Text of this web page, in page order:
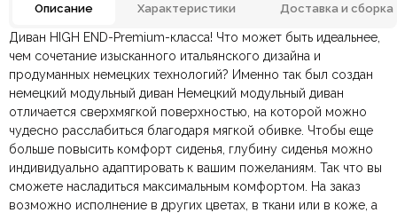
Описание Характеристики Доставка и сборка
Диван HIGH END-Premium-класса! Что может быть идеальнее,
чем сочетание изысканного итальянского дизайна и
продуманных немецких технологий? Именно так был создан
немецкий модульный диван Немецкий модульный диван
отличается сверхмягкой поверхностью, на которой можно
чудесно расслабиться благодаря мягкой обивке. Чтобы еще
больше повысить комфорт сиденья, глубину сиденья можно
индивидуально адаптировать к вашим пожеланиям. Так что вы
сможете насладиться максимальным комфортом. На заказ
возможно исполнение в других цветах, в ткани или в коже, а
Материал
Антивандальная ткань,
Кожа, Ткань
Цвет Зеленый
Наполнение Параллон HR
Конструкция
Модульная система, На
металлических ножках
По всей России:отправляем через транспортную
компаниюСДЭК. Срок доставки —до 7 дней
По Москве и Санкт-Петербургу: быстрая
Яндекс.Доставка— доставка в день заказа.
Оплата в салоне-магазине— наличными или картой
при самовывозе.
Безналичная оплата по счёту— для юридических и
физических лиц.
Онлайн оплата картой — быстрая и безопасная через
сайт.
Отзывов ещё нет. Напишите первым.
Ваша общая оценка
Заголовок вашего отзыва